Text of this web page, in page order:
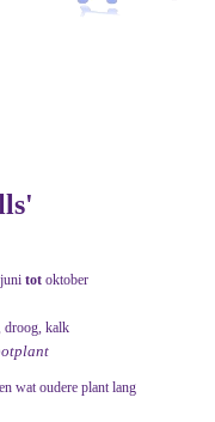
juni tot oktober
droog, kalk
wat oudere plant lang